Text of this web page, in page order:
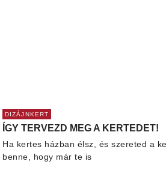
DIZÁJNKERT
ÍGY TERVEZD MEG A KERTEDET!
Ha kertes házban élsz, és szereted a
benne, hogy már te is